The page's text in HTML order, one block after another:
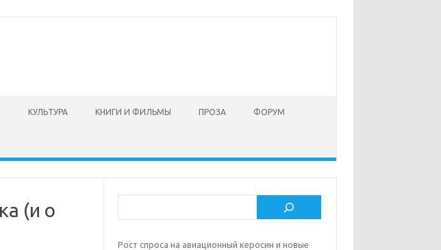
КУЛЬТУРА КНИГИ И ФИЛЬМЫ ПРОЗА ФОРУМ
(и о
Рост спроса на авиационный керосин и новые